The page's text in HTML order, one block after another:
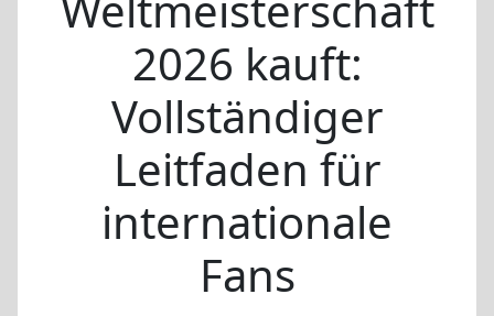
2026 kauft:
Vollständiger
Leitfaden für
internationale
Fans